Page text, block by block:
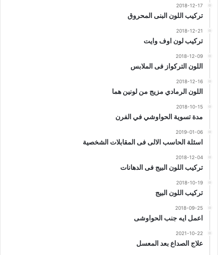
2018-12-17
تركيب اللون البنى المحروق
2018-12-21
تركيب لون اوف وايت
2018-12-09
اللون التركواز فى الملابس
2018-12-16
اللون الرمادي مزيج من لونين هما
2018-10-15
مدة تسوية الحواوشي في الفرن
2019-01-06
اسئلة الحاسب الالى فى المقابلات الشخصية
2018-12-04
تركيب اللون البيج فى الدهانات
2018-10-19
تركيب اللون البيج
2018-09-25
اعمل ايه جنب الحواوشى
2021-10-22
علاج الصداع بعد المعسل